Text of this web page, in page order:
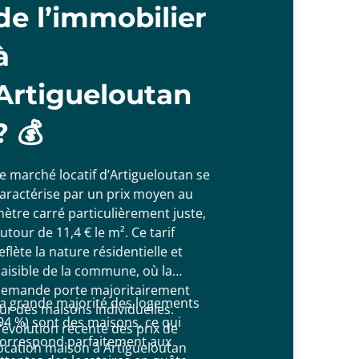
l’immobilier
💰
marché locatif d’Artigueloutan se
par un prix moyen au
carré particulièrement juste,
de 11,4 € le m². Ce tarif
la nature résidentielle et
de la commune, où la
porte majoritairement
des maisons individuelles.
récente des prix de
maison à Artigueloutan
grande majorité des logements
%) sont des maisons, ce qui
parfaitement aux